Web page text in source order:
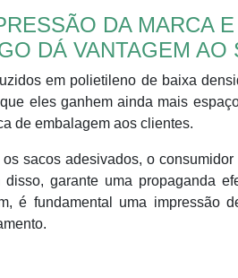
DA MARCA
DÁ VANTAGEM AO
em polietileno de baixa
eles ganhem ainda mais
de embalagem aos clientes.
os sacos adesivados, o
disso, garante uma propaganda
é fundamental uma impressão